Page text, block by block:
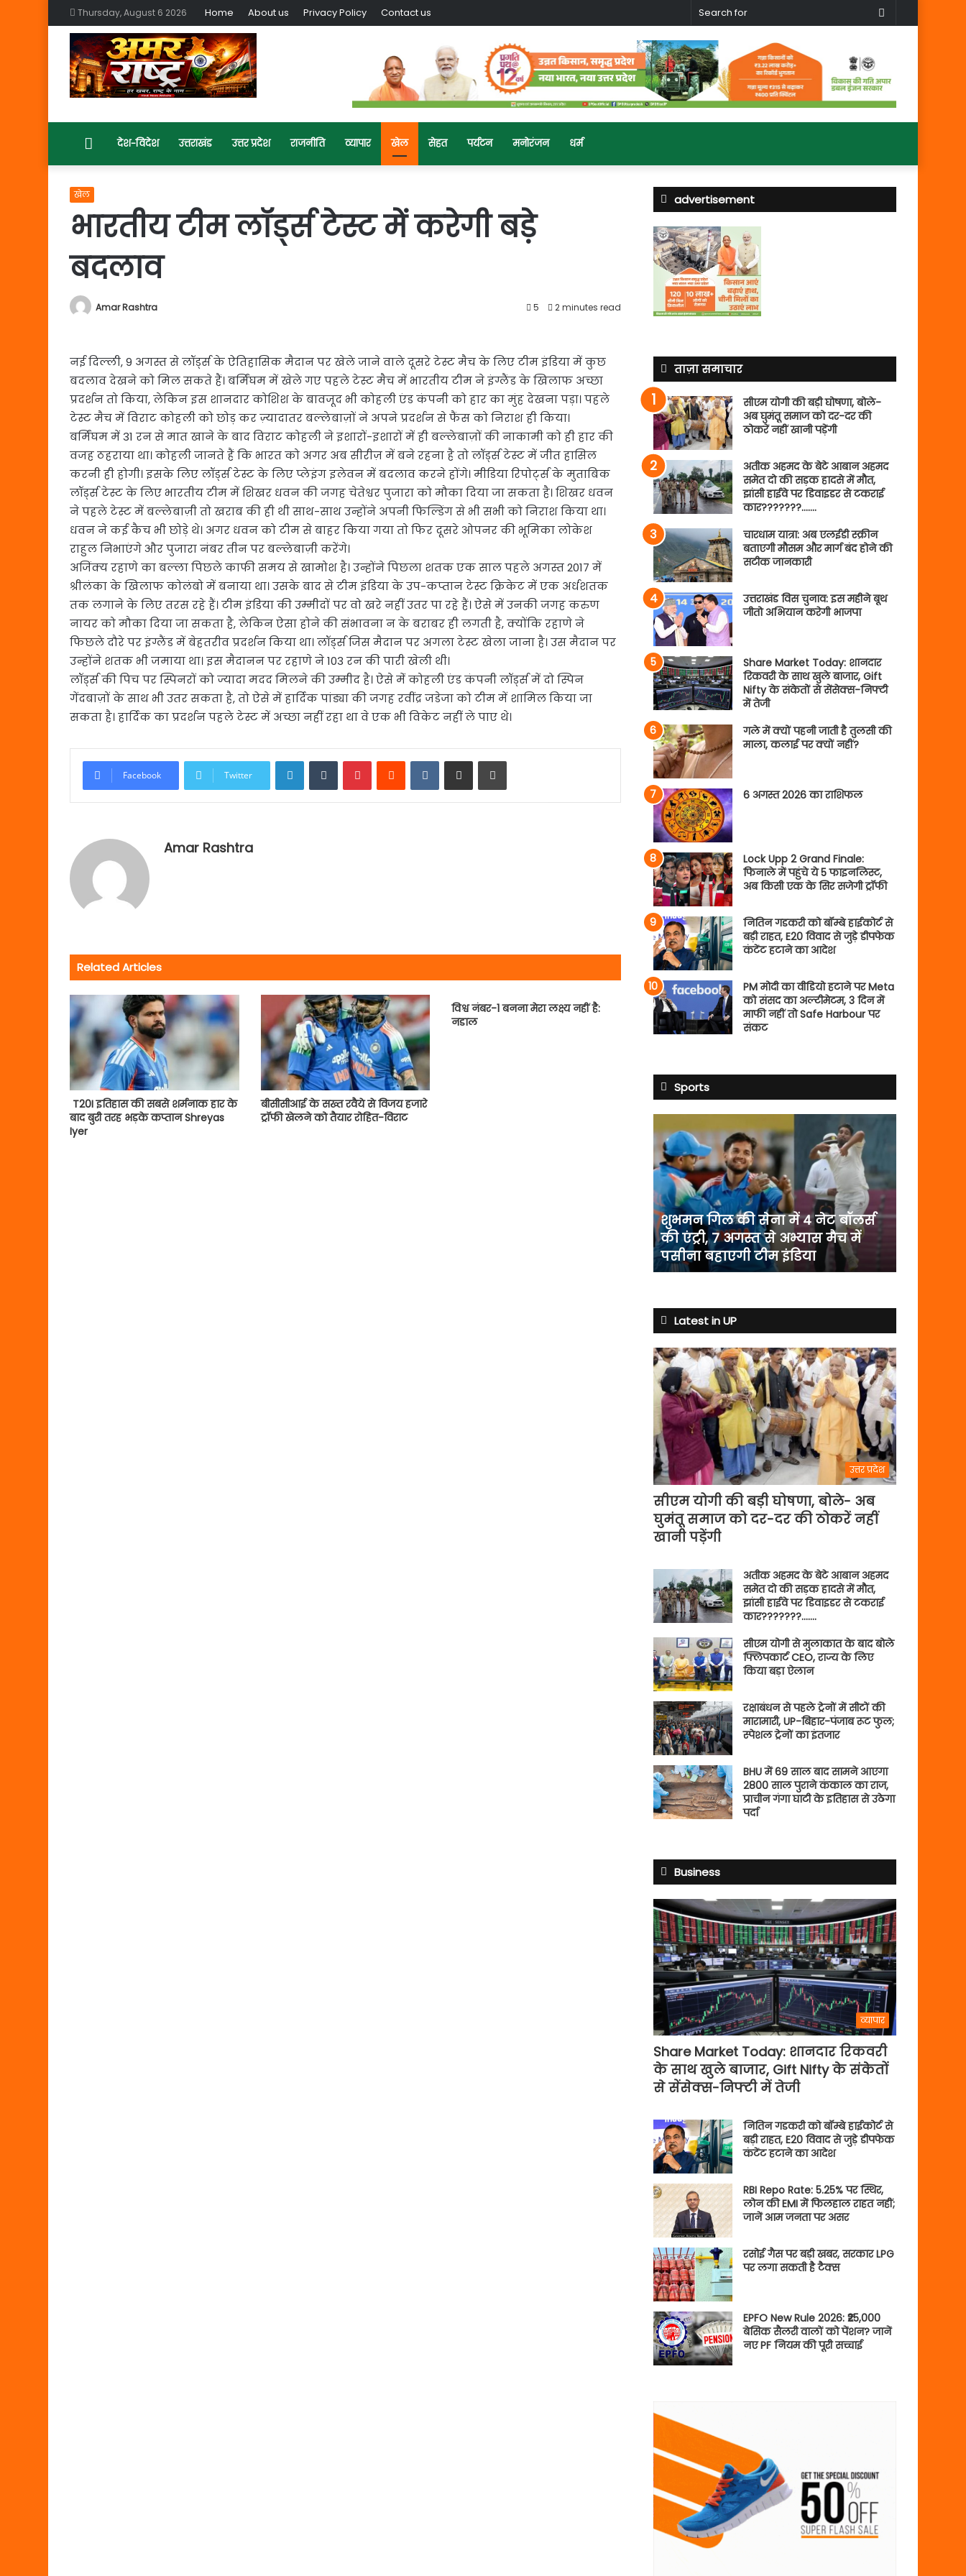
Thursday, August 6 2026 Home About us Privacy Policy Contact us
Search
Homeदेश-विदेश उत्तराखंड उत्तर प्रदेश राजनीति व्यापार खेल सेहत पर्यटन मनोरंजन धर्म
खेल
भारतीय टीम लॉर्ड्स टेस्ट में करेगी बड़े
बदलाव
Amar Rashtra 5 2 minutes read
नई दिल्ली, 9 अगस्त से लॉर्ड्स के ऐतिहासिक मैदान पर खेले जाने वाले दूसरे टेस्ट मैच के लिए टीम इंडिया में कुछ
बदलाव देखने को मिल सकते हैं। बर्मिंघम में खेले गए पहले टेस्ट मैच में भारतीय टीम ने इंग्लैंड के खिलाफ अच्छा
प्रदर्शन तो किया, लेकिन इस शानदार कोशिश के बावजूद भी कोहली एंड कंपनी को हार का मुंह देखना पड़ा। पहले
टेस्ट मैच में विराट कोहली को छोड़ कर ज़्यादातर बल्लेबाज़ों ने अपने प्रदर्शन से फैंस को निराश ही किया।
बर्मिंघम में 31 रन से मात खाने के बाद विराट कोहली ने इशारों-इशारों में ही बल्लेबाज़ों की नाकामी को ही हार की
वजह ठहराया था। कोहली जानते हैं कि भारत को अगर अब सीरीज़ में बने रहना है तो लॉर्ड्स टेस्ट में जीत हासिल
करनी ही होगी। इसके लिए लॉर्ड्स टेस्ट के लिए प्लेइंग इलेवन में बदलाव करने होंगे। मीडिया रिपोर्ट्स के मुताबिक
लॉर्ड्स टेस्ट के लिए भारतीय टीम में शिखर धवन की जगह चेतेश्वर पुजारा को मौका दिया जा सकता है। शिखर धवन
ने पहले टेस्ट में बल्लेबाज़ी तो खराब की ही थी साथ-साथ उन्होंने अपनी फिल्डिंग से भी सभी को निराश किया था।
धवन ने कई कैच भी छोड़े थे। अगर धवन को टीम से बाहर किया गया तो फिर दूसरे ओपनर की भूमिका लोकेश
राहुल निभाएंगे और पुजारा नंबर तीन पर बल्लेबाज़ी करेंगे।
अजिंक्य रहाणे का बल्ला पिछले काफी समय से खामोश है। उन्होंने पिछला शतक एक साल पहले अगस्त 2017 में
श्रीलंका के खिलाफ कोलंबो में बनाया था। उसके बाद से टीम इंडिया के उप-कप्तान टेस्ट क्रिकेट में एक अर्धशतक
तक लगाने के लिए तरस रहे हैं। टीम इंडिया की उम्मीदों पर वो खरे नहीं उतर पा रहे हैं। ऐसे में उनकी जगह करुण
नायर को मौका दिया जा सकता है, लेकिन ऐसा होने की संभावना न के बराबर ही लगती है, क्योंकि रहाणे ने
फिछले दौरे पर इंग्लैंड में बेहतरीव प्रदर्शन किया था। लॉर्ड्स जिस मैदान पर अगला टेस्ट खेला जाना है। उस मैदान पर
उन्होंने शतक भी जमाया था। इस मैदानन पर रहाणे ने 103 रन की पारी खेली थी।
लॉर्ड्स की पिच पर स्पिनरों को ज्यादा मदद मिलने की उम्मीद है। ऐसे मेंं कोहली एंड कंपनी लॉर्ड्स में दो स्पिन
गेंदबाज़ों के साथ भी उतर सकता है, तो ऐसे में हार्दिक पांड्या की जगह रवींद्र जडेजा को टीम में शामिल किया जा
सकता है। हार्दिक का प्रदर्शन पहले टेस्ट में अच्छा नहीं रहा था वे एक भी विकेट नहीं ले पाए थे।
Facebook Twitter
LinkedInTumblrPinterestReddit VKontakte
Share via Email Print
Amar Rashtra
Related Articles
T20I इतिहास की सबसे शर्मनाक हार के
बाद बुरी तरह भड़के कप्तान Shreyas
Iyer
बीसीसीआई के सख्त रवैये से विजय हजारे
ट्रॉफी खेलने को तैयार रोहित-विराट
विश्व नंबर-1 बनना मेरा लक्ष्य नहीं है:
नडाल
advertisement
ताज़ा समाचार
सीएम योगी की बड़ी घोषणा, बोले-
अब घुमंतू समाज को दर-दर की
ठोकरें नहीं खानी पड़ेंगी
अतीक अहमद के बेटे आबान अहमद
समेत दो की सड़क हादसे में मौत,
झांसी हाईवे पर डिवाइडर से टकराई
कार???????…….
चारधाम यात्रा: अब एलईडी स्क्रीन
बताएगी मौसम और मार्ग बंद होने की
सटीक जानकारी
उत्तराखंड विस चुनाव: इस महीने बूथ
जीतो अभियान करेगी भाजपा
Share Market Today: शानदार
रिकवरी के साथ खुले बाजार, Gift
Nifty के संकेतों से सेंसेक्स-निफ्टी
में तेजी
गले में क्यों पहनी जाती है तुलसी की
माला, कलाई पर क्यों नहीं?
6 अगस्त 2026 का राशिफल
Lock Upp 2 Grand Finale:
फिनाले में पहुंचे ये 5 फाइनलिस्ट,
अब किसी एक के सिर सजेगी ट्रॉफी
नितिन गडकरी को बॉम्बे हाईकोर्ट से
बड़ी राहत, E20 विवाद से जुड़े डीपफेक
कंटेंट हटाने का आदेश
PM मोदी का वीडियो हटाने पर Meta
को संसद का अल्टीमेटम, 3 दिन में
माफी नहीं तो Safe Harbour पर
संकट
Sports
गिल
की
सेना
4
नेट
बॉलर्स
की
एंट्री,
7
अभ्यास
मैच
में
पसीना
बहाएगी
टीम
इंडिया
शुभमन गिल की सेना में 4 नेट बॉलर्स
की एंट्री, 7 अगस्त से अभ्यास मैच में
पसीना बहाएगी टीम इंडिया
Latest in UP
उत्तर प्रदेश
सीएम योगी की बड़ी घोषणा, बोले- अब
घुमंतू समाज को दर-दर की ठोकरें नहीं
खानी पड़ेंगी
अतीक अहमद के बेटे आबान अहमद
समेत दो की सड़क हादसे में मौत,
झांसी हाईवे पर डिवाइडर से टकराई
कार???????…….
सीएम योगी से मुलाकात के बाद बोले
फ्लिपकार्ट CEO, राज्य के लिए
किया बड़ा ऐलान
रक्षाबंधन से पहले ट्रेनों में सीटों की
मारामारी, UP-बिहार-पंजाब रूट फुल;
स्पेशल ट्रेनों का इंतजार
BHU में 69 साल बाद सामने आएगा
2800 साल पुराने कंकाल का राज,
प्राचीन गंगा घाटी के इतिहास से उठेगा
पर्दा
Business
व्यापार
Share Market Today: शानदार रिकवरी
के साथ खुले बाजार, Gift Nifty के संकेतों
से सेंसेक्स-निफ्टी में तेजी
नितिन गडकरी को बॉम्बे हाईकोर्ट से
बड़ी राहत, E20 विवाद से जुड़े डीपफेक
कंटेंट हटाने का आदेश
RBI Repo Rate: 5.25% पर स्थिर,
लोन की EMI में फिलहाल राहत नहीं;
जानें आम जनता पर असर
रसोई गैस पर बड़ी खबर, सरकार LPG
पर लगा सकती है टैक्स
EPFO New Rule 2026: ₹25,000
बेसिक सैलरी वालों को पेंशन? जानें
नए PF नियम की पूरी सच्चाई